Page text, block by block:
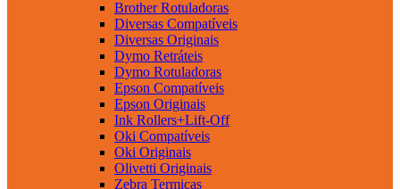
Brother Rotuladoras
Diversas Compatíveis
Diversas Originais
Dymo Retráteis
Dymo Rotuladoras
Epson Compatíveis
Epson Originais
Ink Rollers+Lift-Off
Oki Compatíveis
Oki Originais
Olivetti Originais
Zebra Termicas